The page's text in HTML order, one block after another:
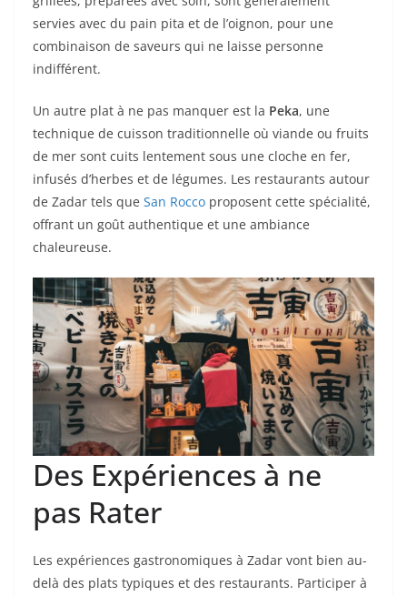
servies avec du pain pita et de l’oignon, pour une
combinaison de saveurs qui ne laisse personne
indifférent.
Un autre plat à ne pas manquer est la Peka, une
technique de cuisson traditionnelle où viande ou fruits
de mer sont cuits lentement sous une cloche en fer,
infusés d’herbes et de légumes. Les restaurants autour
de Zadar tels que San Rocco proposent cette spécialité,
offrant un goût authentique et une ambiance
chaleureuse.
Des Expériences à ne
pas Rater
Les expériences gastronomiques à Zadar vont bien au-
delà des plats typiques et des restaurants. Participer à